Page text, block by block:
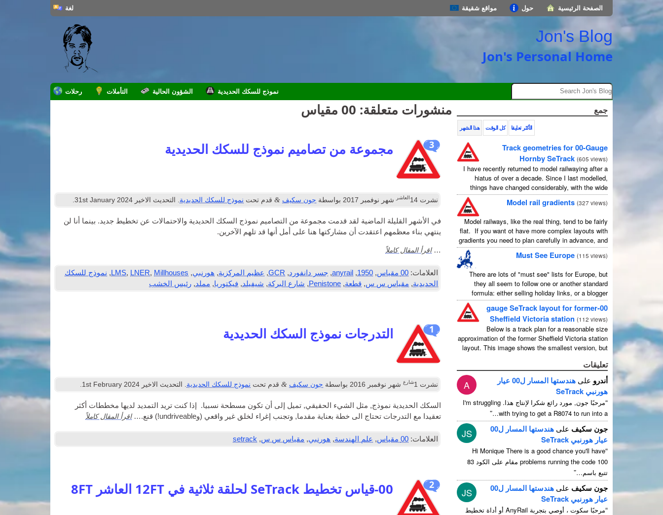
الصفحة الرئيسية حول مواقع شقيقة لغة
Jon's Blog
Jon's Personal Home
رحلات التأملات الشؤون الحالية نموذج للسكك الحديدية
منشورات متعلقة:
3 مجموعة من تصاميم نموذج للسكك الحديدية
نشرت 14 العاشر شهر نوفمبر 2017 بواسطة جون سكيف &قدم تحت نموذج للسكك الحديدية. التحديث الاخير 31st January 2024
.
في الأشهر القليلة الماضية لقد قدمت مجموعة من التصاميم نموذج السكك الحديدية والاحتمالات عن تخطيط جديد. بينما أنا لن
ينتهي بناء معظمهم اعتقدت أن مشاركتها هنا على أمل أنها قد تلهم الآخرين.
…اقرأ المقال كاملاً
العلامات: 00 مقياس ,
1950
,
anyrail
, جسر دانفورد,
GCR
, عظيم المركزية, هورنبي,
LMS, LNER, Millhouses
, نموذج للسكك
الحديدية, مقياس س س, قطعة,
Penistone
, شارع البركة, شيفيلد, فيكتوريا, مملد, رئيس الخشب
1 التدرجات نموذج السكك الحديدية
نشرت 1شارعشهر نوفمبر 2016 بواسطة جون سكيف &قدم تحت نموذج للسكك الحديدية. التحديث الاخير 1st February 2024
.
السكك الحديدية نموذج, مثل الشيء الحقيقي, تميل إلى أن تكون مسطحة نسبيا. إذا كنت تريد التمديد لديها مخططات أكثر
تعقيدا مع التدرجات تحتاج الى خطة بعناية مقدما, وتجنب إغراء لخلق غير واقعي (وundriveable!) قنع.…
اقرأ المقال كاملاً
العلامات: 00 مقياس , علم الهندسة, هورنبي, مقياس س س,
setrack
2 00-قياس تخطيط SeTrack لحلقة ثلاثية في 12FT العاشر 8FT
جمع
هذا الشهر كل الوقت الأكثر تعليقا
Track geometries for 00-Gauge
Hornby SeTrack (605 views)
I have recently returned to model railwaying after a
hiatus of over a decade. Since I last modelled,
things have changed considerably, with the wide
availability of modelling software which allows
layouts to be carefully ...
Model rail gradients (327 views)
Model railways, like the real thing, tend to be fairly
flat. If you want ot have more complex layouts with
gradients you need to plan carefully in advance, and
avoid the temptation to create an ...
Must See Europe (115 views)
There are lots of "must see" lists for Europe, but
they all seem to follow one or another standard
formula: either selling holiday links, or a blogger
picking out their favourites in their own country ...
00-gauge SeTrack layout for former
Sheffield Victoria station (112 views)
Below is a track plan for a reasonable size
approximation of the former Sheffield Victoria station
layout. This image shows the smallest version, but
تعليقات
A أندرو على
هندستها المسار ل00 عيار
هورنبي SeTrack
“مرحبًا جون, مورد رائع شكرا لإنتاج هذا. I'm struggling
with trying to get a R8074 to run into a
…
”
JS جون سكيف على
هندستها المسار ل00
عيار هورنبي SeTrack
“
Hi Monique There is a good chance you'll have
problems running the code
100 مقام على الكود 83
تتبع باسم…”
JS جون سكيف على
هندستها المسار ل00
عيار هورنبي SeTrack
“
مرحبًا سكوت ، أوصي بتجربة AnyRail أو أداة تخطيط